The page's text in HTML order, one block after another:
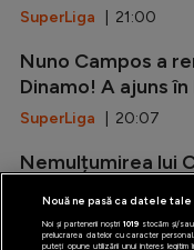
SuperLiga | 21:00
Nuno Campos a
Dinamo! A ajuns în
SuperLiga | 20:07
Nemulțumirea lui
Serie A| 19:20
Nouă ne pasă ca datele
Noi și partenerii noștri 1019stocăm și/sau
prelucrarea datelor cu caracter
puteți opune utilizării unui interes